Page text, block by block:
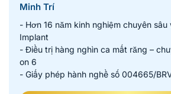
Minh Trí
- Hơn 16 năm kinh nghiệm chuyên
Implant
- Điều trị hàng nghìn ca mất răng –
on 6
- Giấy phép hành nghề số 004665/